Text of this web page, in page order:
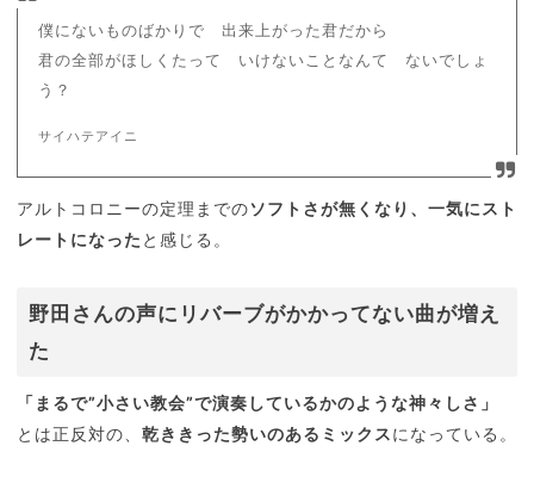
僕にないものばかりで 出来上がった君だから
君の全部がほしくたって いけないことなんて ないでしょ
う？
サイハテアイニ
アルトコロニーの定理までのソフトさが無くなり、一気にスト
レートになった と感じる。
野田さんの声にリバーブがかかってない曲が増え
た
「まるで”小さい教会”で演奏しているかのような神々しさ」
とは正反対の、 乾ききった勢いのあるミックスになっている。